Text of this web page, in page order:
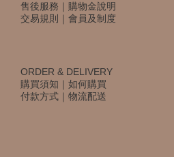
售後服務 ｜ 購物金說明
交易規則
｜ 會員及制度
ORDER & DELIVERY
購買須知 ｜ 如何購買
付款方式 ｜ 物流配送